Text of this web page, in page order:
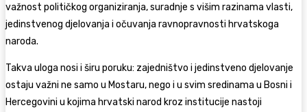
važnost političkog organiziranja, suradnje s višim razinama vlasti,
jedinstvenog djelovanja i očuvanja ravnopravnosti hrvatskoga
naroda.
Takva uloga nosi i širu poruku: zajedništvo i jedinstveno djelovanje
ostaju važni ne samo u Mostaru, nego i u svim sredinama u Bosni i
Hercegovini u kojima hrvatski narod kroz institucije nastoji